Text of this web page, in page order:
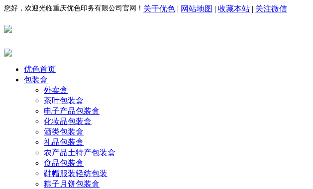
您好，欢迎光临重庆优色印务有限公司官网！ 关于优色 | 网站地图 | 收藏本站 | 关注微信
优色首页
包装盒
外卖盒
茶叶包装盒
电子产品包装盒
化妆品包装盒
酒类包装盒
礼品包装盒
农产品土特产包装盒
食品包装盒
鞋帽服装轻纺包装
粽子月饼包装盒